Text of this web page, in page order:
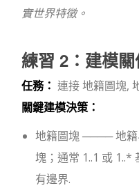
實世界特徵。
練習 2：建模
任務： 連接地籍圖塊,
關鍵建模決策：
地籍圖塊 ────地
塊；通常 1..1 或 1..*
有邊界.